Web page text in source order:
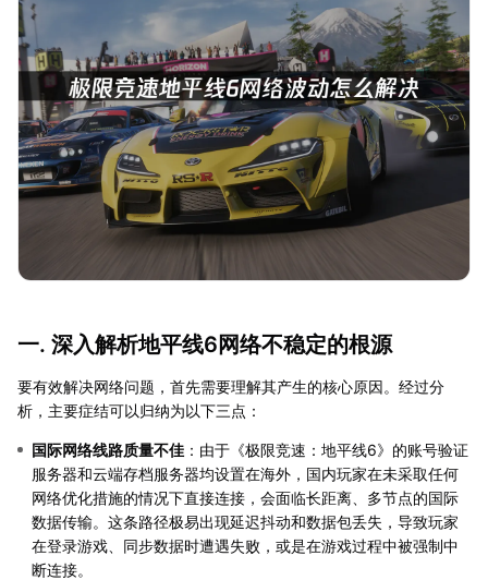
一. 深入解析地平线6网络不稳定的根源
要有效解决网络问题，首先需要理解其产生的核心原因。经过分
析，主要症结可以归纳为以下三点：
国际网络线路质量不佳 ：由于《极限竞速：地平线6》的账号验证
服务器和云端存档服务器均设置在海外，国内玩家在未采取任何
网络优化措施的情况下直接连接，会面临长距离、多节点的国际
数据传输。这条路径极易出现延迟抖动和数据包丢失，导致玩家
在登录游戏、同步数据时遭遇失败，或是在游戏过程中被强制中
断连接。